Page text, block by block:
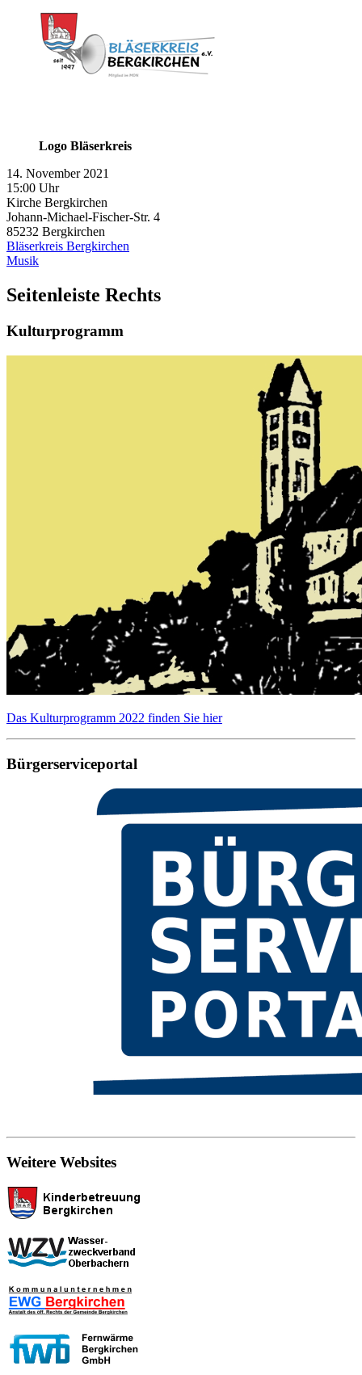
Logo Bläserkreis
14. November 2021
15:00 Uhr
Kirche Bergkirchen
Johann-Michael-Fischer-Str. 4
85232 Bergkirchen
Bläserkreis Bergkirchen
Musik
Seitenleiste Rechts
Kulturprogramm
Das Kulturprogramm 2022 finden Sie hier
Bürgerserviceportal
Weitere Websites